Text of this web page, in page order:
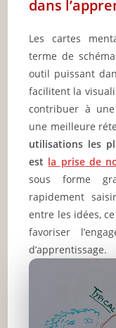
dans
Les cartes
terme de
outil puissant
facilitent la
contribuer à
une meilleure
utilisations les
est la prise de
sous forme
rapidement
entre les idées,
favoriser
d’apprentissage.